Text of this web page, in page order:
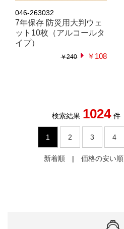
046-263032
7年保存 防災用大判ウェ
ット10枚（アルコールタ
イプ）
￥240 ￥108
検索結果 1024 件
1 2 3 4
新着順 | 価格の安い順